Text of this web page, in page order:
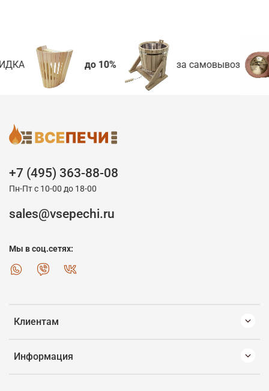
до 10% за самовывоз
Клиентам
Информация
+7 (495) 363-88-08
Пн-Пт с 10-00 до 18-00
sales@vsepechi.ru
Мы в соц.сетях: